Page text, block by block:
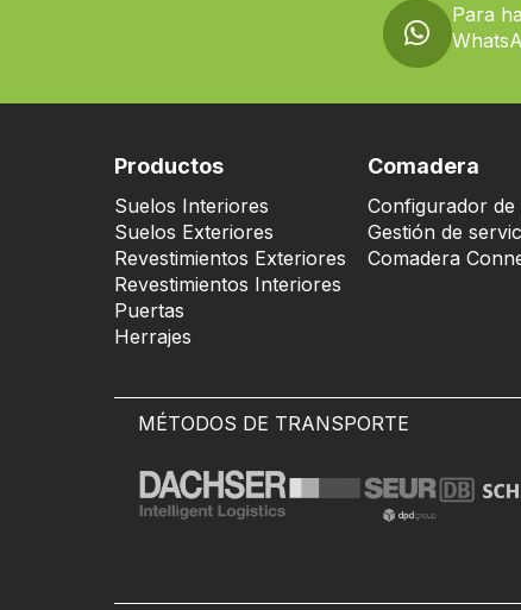
Para
Productos
Suelos Interiores
Suelos Exteriores
Revestimientos Exteriores
Revestimientos Interiores
Puertas
Herrajes
Comadera
Configurador de
Gestión de
Comadera
MÉTODOS DE TRANSPORTE